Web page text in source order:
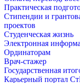
Практическая
Стипендии и
проектов
Студенческая жизнь
Электронная
Ординаторам
Врач-стажер
Государственная
Карьерный портал